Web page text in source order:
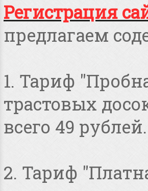
Регистрация
предлагаем
1. Тариф
трастовых
всего 49 рублей.
2. Тариф